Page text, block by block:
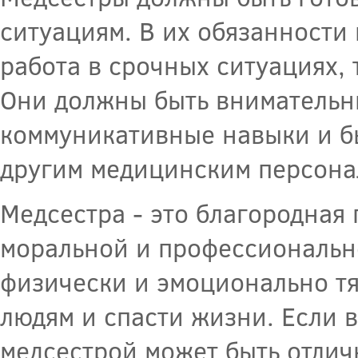
ситуациям. В их
работа в срочных
Они должны быть
коммуникативные навыки и
другим медицинским
Медсестра - это
моральной и
физически и эмоционально
людям и спасти жизни. Если
медсестрой может быть